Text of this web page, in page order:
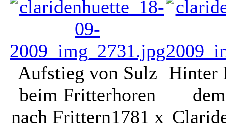
Aufstieg von Sulz
beim Fritterhoren
nach Frittern1781 x
Hinter